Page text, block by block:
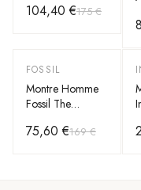
avec double tiroir
104,40 €175 €
-55%
FOSSIL
Montre Homme
Fossil The
FS5403 bracelet
75,60 €169 €